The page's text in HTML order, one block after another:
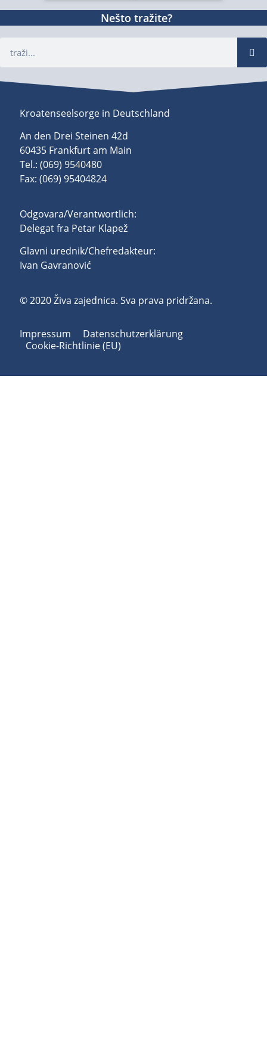
Nešto tražite?
Kroatenseelsorge in Deutschland
An den Drei Steinen 42d
60435 Frankfurt am Main
Tel.: (069) 9540480
Fax: (069) 95404824
Odgovara/Verantwortlich:
Delegat fra Petar Klapež
Glavni urednik/Chefredakteur:
Ivan Gavranović
© 2020 Živa zajednica. Sva prava pridržana.
Impressum
Datenschutzerklärung
Cookie-Richtlinie (EU)